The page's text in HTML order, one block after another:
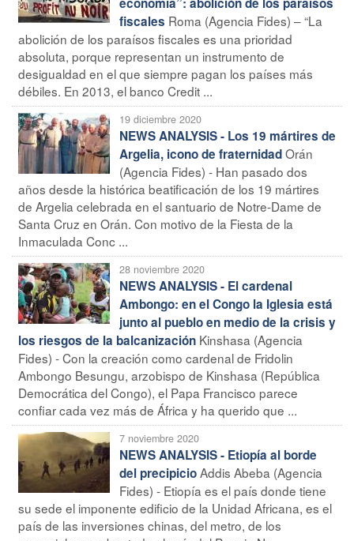
fiscales Roma (Agencia Fides) – “La
abolición de los paraísos fiscales es una prioridad
absoluta, porque representan un instrumento de
desigualdad en el que siempre pagan los países más
débiles. En 2013, el banco Credit ...
19 diciembre 2020
NEWS ANALYSIS - Los 19 mártires de
Argelia, icono de fraternidadOrán
(Agencia Fides) - Han pasado dos
años desde la histórica beatificación de los 19 mártires
de Argelia celebrada en el santuario de Notre-Dame de
Santa Cruz en Orán. Con motivo de la Fiesta de la
Inmaculada Conc ...
28 noviembre 2020
NEWS ANALYSIS - El cardenal
Ambongo: en el Congo la Iglesia está
junto al pueblo en medio de la crisis y
los riesgos de la balcanización Kinshasa (Agencia
Fides) - Con la creación como cardenal de Fridolin
Ambongo Besungu, arzobispo de Kinshasa (República
Democrática del Congo), el Papa Francisco parece
confiar cada vez más de África y ha querido que ...
7 noviembre 2020
NEWS ANALYSIS - Etiopía al borde
del precipicioAddis Abeba (Agencia
Fides) - Etiopía es el país donde tiene
su sede el imponente edificio de la Unidad Africana, es el
país de las inversiones chinas, del metro, de los